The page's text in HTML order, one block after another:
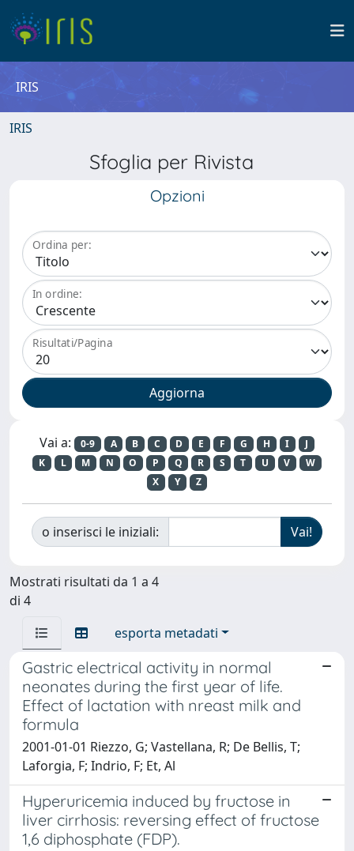
IRIS
IRIS
Sfoglia per Rivista
Opzioni
Ordina per:
In ordine:
Risultati/Pagina
Vai a: 0-9 A B C D E F G H I
J
K
L M N O P Q R S T U V
W
X
Y Z
o inserisci le iniziali:
Mostrati risultati da 1 a 4
di 4
esporta metadati
Gastric electrical activity in normal
neonates during the first year of life.
Effect of lactation with nreast milk and
formula
2001-01-01 Riezzo, G; Vastellana, R; De Bellis, T;
Laforgia, F; Indrio, F; Et, Al
Hyperuricemia induced by fructose in
liver cirrhosis: reversing effect of fructose
1,6 diphosphate (FDP).